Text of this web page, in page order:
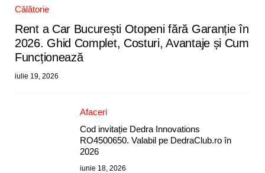
Călătorie
Rent a Car București Otopeni fără Garanție în
2026. Ghid Complet, Costuri, Avantaje și Cum
Funcționează
iulie 19, 2026
Afaceri
Cod invitație Dedra Innovations
RO4500650. Valabil pe DedraClub.ro în
2026
iunie 18, 2026